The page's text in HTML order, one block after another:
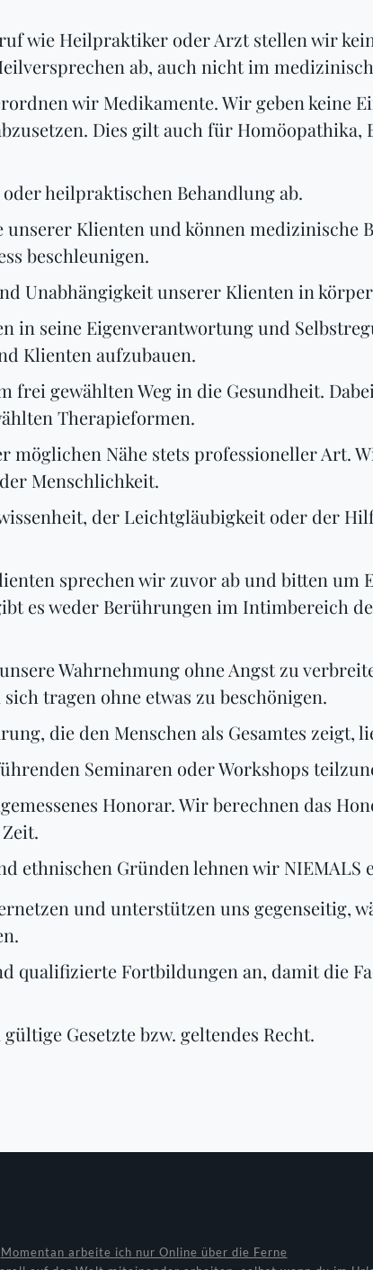
wie Heilpraktiker oder Arzt stellen wir
ab, auch nicht im
wir Medikamente. Wir geben keine
Dies gilt auch für Homöopathika,
heilpraktischen Behandlung ab.
Klienten und können medizinische
beschleunigen.
Unabhängigkeit unserer Klienten in
in seine Eigenverantwortung und
Klienten aufzubauen.
frei gewählten Weg in die Gesundheit.
Therapieformen.
möglichen Nähe stets professioneller Art.
Menschlichkeit.
der Leichtgläubigkeit oder der
sprechen wir zuvor ab und bitten um
es weder Berührungen im Intimbereich
Wahrnehmung ohne Angst zu
tragen ohne etwas zu beschönigen.
die den Menschen als Gesamtes zeigt,
Seminaren oder Workshops
Honorar. Wir berechnen das
ethnischen Gründen lehnen wir NIEMALS
und unterstützen uns gegenseitig,
qualifizierte Fortbildungen an, damit die
Gesetzte bzw. geltendes Recht.
Momentan arbeite ich nur Online über die Ferne